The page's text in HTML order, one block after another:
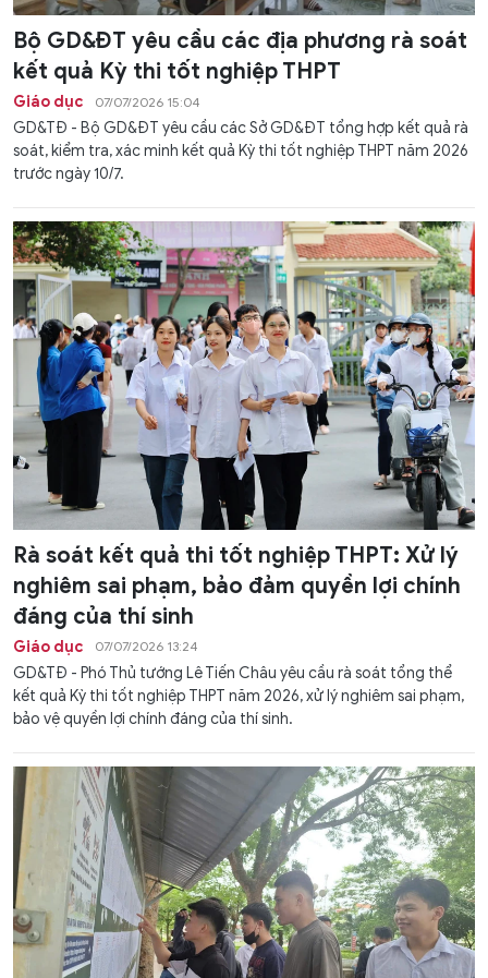
Bộ GD&ĐT yêu cầu các địa phương rà soát
kết quả Kỳ thi tốt nghiệp THPT
Giáo dục 07/07/2026 15:04
GD&TĐ - Bộ GD&ĐT yêu cầu các Sở GD&ĐT tổng hợp kết quả rà
soát, kiểm tra, xác minh kết quả Kỳ thi tốt nghiệp THPT năm 2026
trước ngày 10/7.
Rà soát kết quả thi tốt nghiệp THPT: Xử lý
nghiêm sai phạm, bảo đảm quyền lợi chính
đáng của thí sinh
Giáo dục 07/07/2026 13:24
GD&TĐ - Phó Thủ tướng Lê Tiến Châu yêu cầu rà soát tổng thể
kết quả Kỳ thi tốt nghiệp THPT năm 2026, xử lý nghiêm sai phạm,
bảo vệ quyền lợi chính đáng của thí sinh.